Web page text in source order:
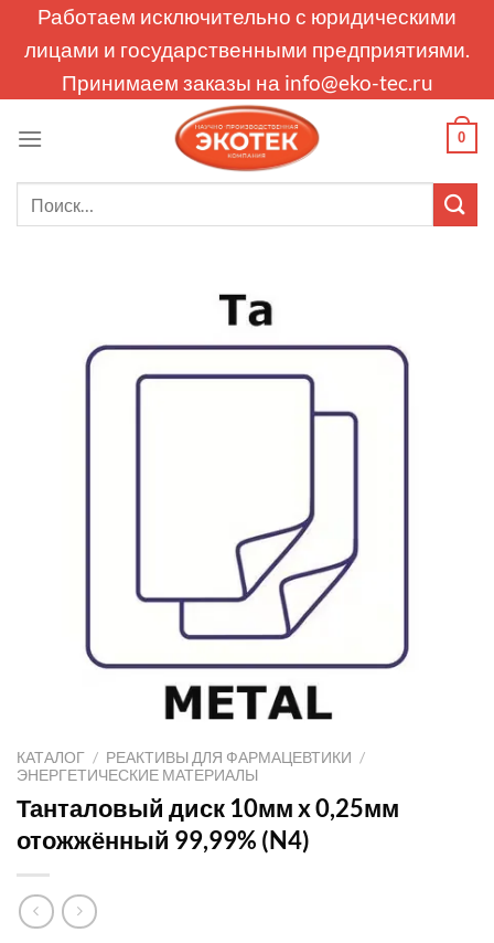
Работаем исключительно с юридическими
лицами и государственными предприятиями.
Принимаем заказы на info@eko-tec.ru
0
КАТАЛОГ / РЕАКТИВЫ ДЛЯ ФАРМАЦЕВТИКИ /
ЭНЕРГЕТИЧЕСКИЕ МАТЕРИАЛЫ
Танталовый диск 10мм x 0,25мм
отожжённый 99,99% (N4)